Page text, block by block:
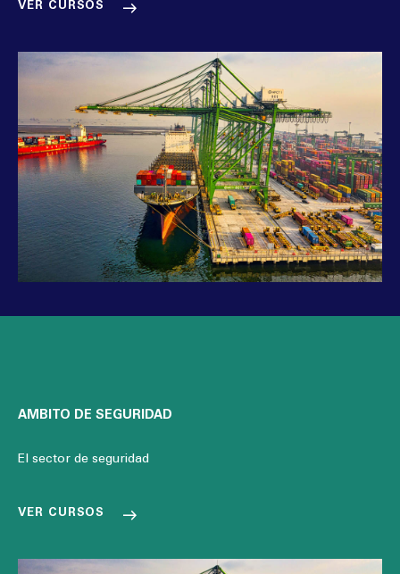
VER CURSOS
AMBITO DE SEGURIDAD
El sector de seguridad
VER CURSOS